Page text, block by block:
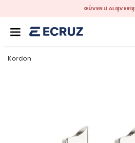
GÜVENLİ ALIŞVERİŞ
Kordon